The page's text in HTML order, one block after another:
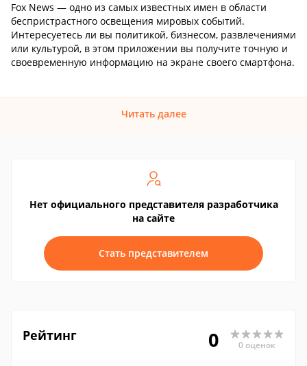
Fox News — одно из самых известных имен в области
беспристрастного освещения мировых событий.
Интересуетесь ли вы политикой, бизнесом, развлечениями
или культурой, в этом приложении вы получите точную и
своевременную информацию на экране своего смартфона.
Читать далее
Нет официального представителя разработчика
на сайте
Стать представителем
Рейтинг 0 0 оценок